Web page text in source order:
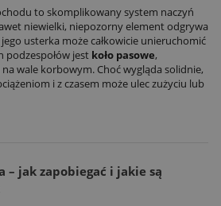
to skomplikowany system naczyń
niewielki, niepozorny element odgrywa
usterka może całkowicie unieruchomić
podzespołów jest koło pasowe,
wale korbowym. Choć wygląda solidnie,
i z czasem może ulec zużyciu lub
– jak zapobiegać i jakie są